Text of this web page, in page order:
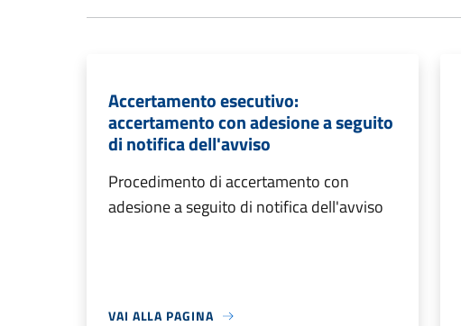
Accertamento esecutivo:
accertamento con adesione a seguito
di notifica dell'avviso
Procedimento di accertamento con
adesione a seguito di notifica dell'avviso
VAI ALLA PAGINA